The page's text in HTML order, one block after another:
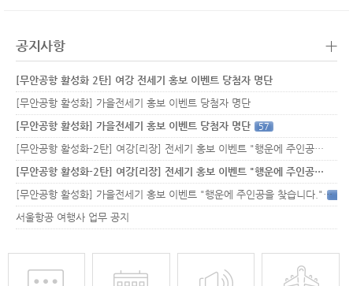
공지사항 +
[무안공항 활성화 2탄] 여강 전세기 홍보 이벤트 당첨자 명단
[무안공항 활성화] 가을전세기 홍보 이벤트 당첨자 명단
[무안공항 활성화] 가을전세기 홍보 이벤트 당첨자 명단
57
[무안공항 활성화-2탄] 여강[리장] 전세기 홍보 이벤트 "행운에 주인공…
[무안공항 활성화-2탄] 여강[리장] 전세기 홍보 이벤트 "행운에 주인공…
[무안공항 활성화] 가을전세기 홍보 이벤트 "행운에 주인공을 찾습니다."33
서울항공 여행사 업무 공지